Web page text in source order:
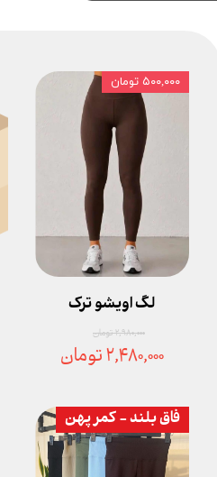
لگ اویشو ترک
۲,۹۸۰,۰۰۰ تومان
۲,۴۸۰,۰۰۰ تومان
۵۰۰,۰۰۰ تومان
فاق بلند - کمر پهن